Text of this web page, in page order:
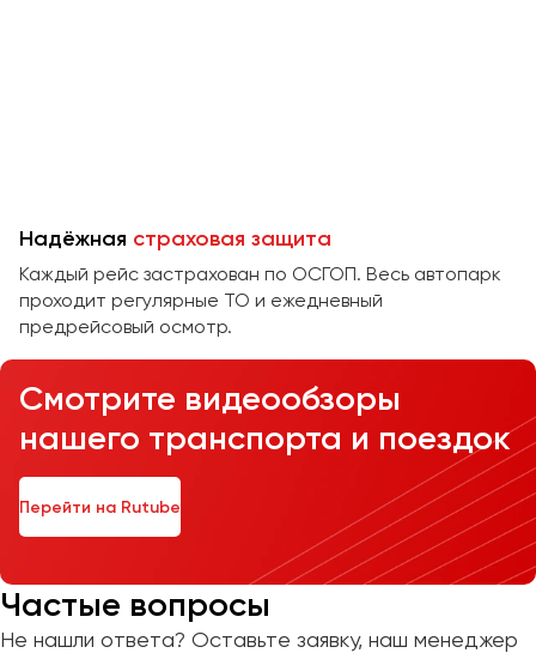
Надёжная страховая защита
Каждый рейс застрахован по ОСГОП. Весь автопарк
проходит регулярные ТО и ежедневный
предрейсовый осмотр.
Смотрите видеообзоры
нашего транспорта и поездок
Перейти на Rutube
Частые вопросы
Не нашли ответа? Оставьте заявку, наш менеджер